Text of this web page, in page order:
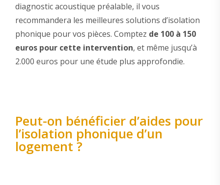
diagnostic acoustique préalable, il vous
recommandera les meilleures solutions d’isolation
phonique pour vos pièces. Comptez de 100 à 150
euros pour cette intervention, et même jusqu’à
2.000 euros pour une étude plus approfondie.
Peut-on bénéficier d’aides pour
l’isolation phonique d’un
logement ?